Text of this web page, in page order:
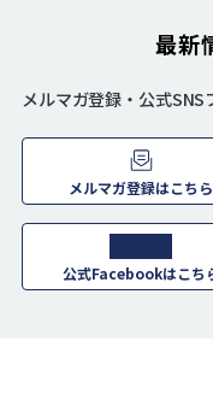
最新
メルマガ登録・公式SNS
メルマガ登録はこちら
公式Facebookはこち